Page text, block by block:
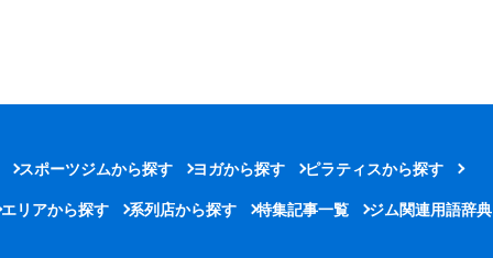
スポーツジムから探す ヨガから探す ピラティスから探す
エリアから探す 系列店から探す 特集記事一覧 ジム関連用語辞典